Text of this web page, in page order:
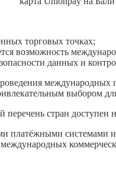
торговых точках;
возможность
данных и
выбором
стран доступен
платёжными системами